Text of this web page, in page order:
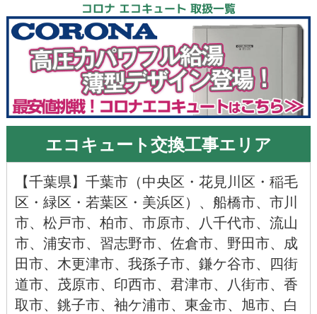
コロナ エコキュート 取扱一覧
エコキュート交換工事エリア
【千葉県】千葉市（中央区 ・ 花見川区 ・ 稲毛
区 ・ 緑区 ・ 若葉区 ・ 美浜区）、 船橋市、 市川
市、 松戸市、 柏市、 市原市、 八千代市、 流山
市、 浦安市、 習志野市、 佐倉市、 野田市、 成
田市、 木更津市、 我孫子市、 鎌ケ谷市、 四街
道市、 茂原市、 印西市、 君津市、 八街市、 香
取市、 銚子市、 袖ケ浦市、 東金市、 旭市、 白